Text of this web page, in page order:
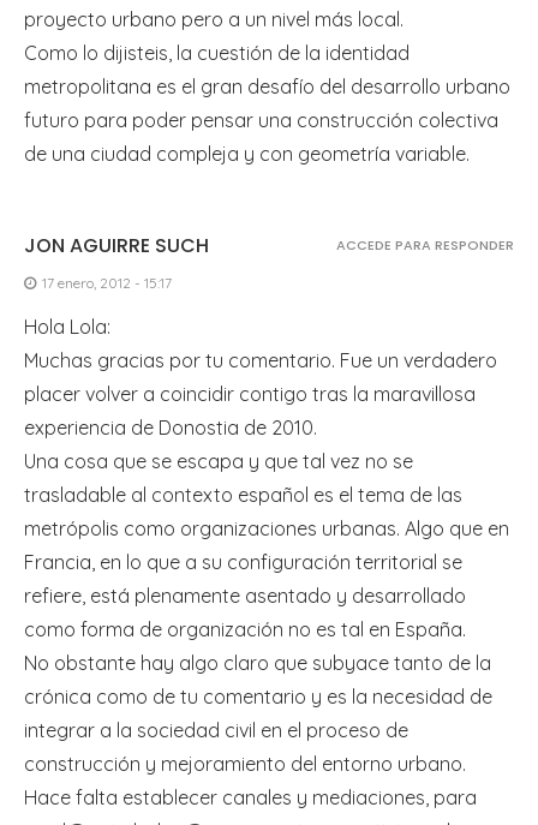
proyecto urbano pero a un nivel más local.
Como lo dijisteis, la cuestión de la identidad
metropolitana es el gran desafío del desarrollo urbano
futuro para poder pensar una construcción colectiva
de una ciudad compleja y con geometría variable.
JON AGUIRRE SUCH
17 enero, 2012 - 15:17
Hola Lola:
Muchas gracias por tu comentario. Fue un verdadero
placer volver a coincidir contigo tras la maravillosa
experiencia de Donostia de 2010.
Una cosa que se escapa y que tal vez no se
trasladable al contexto español es el tema de las
metrópolis como organizaciones urbanas. Algo que en
Francia, en lo que a su configuración territorial se
refiere, está plenamente asentado y desarrollado
como forma de organización no es tal en España.
No obstante hay algo claro que subyace tanto de la
crónica como de tu comentario y es la necesidad de
integrar a la sociedad civil en el proceso de
construcción y mejoramiento del entorno urbano.
Hace falta establecer canales y mediaciones, para
ACCEDE PARA RESPONDER